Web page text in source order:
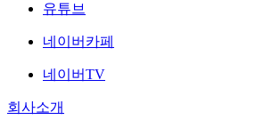
유튜브
네이버카페
네이버TV
회사소개